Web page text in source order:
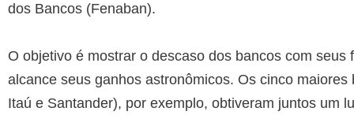
dos Bancos (Fenaban).
O objetivo é mostrar o descaso dos bancos com
alcance seus ganhos astronômicos. Os cinco
Itaú e Santander), por exemplo, obtiveram juntos um